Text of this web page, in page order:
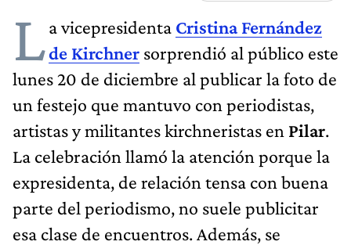
La vicepresidenta Cristina Fernández
de Kirchner sorprendió al público este
lunes 20 de diciembre al publicar la foto de
un festejo que mantuvo con periodistas,
artistas y militantes kirchneristas en Pilar.
La celebración llamó la atención porque la
expresidenta, de relación tensa con buena
parte del periodismo, no suele publicitar
esa clase de encuentros. Además, se